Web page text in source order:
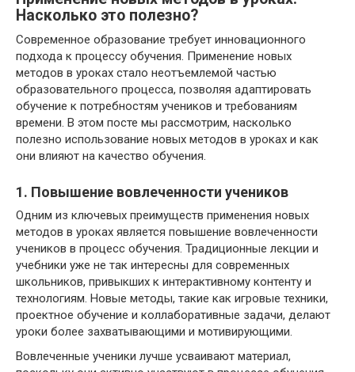
Насколько это полезно?
Современное образование требует инновационного
подхода к процессу обучения. Применение новых
методов в уроках стало неотъемлемой частью
образовательного процесса, позволяя адаптировать
обучение к потребностям учеников и требованиям
времени. В этом посте мы рассмотрим, насколько
полезно использование новых методов в уроках и как
они влияют на качество обучения.
1. Повышение вовлеченности учеников
Одним из ключевых преимуществ применения новых
методов в уроках является повышение вовлеченности
учеников в процесс обучения. Традиционные лекции и
учебники уже не так интересны для современных
школьников, привыкших к интерактивному контенту и
технологиям. Новые методы, такие как игровые техники,
проектное обучение и коллаборативные задачи, делают
уроки более захватывающими и мотивирующими.
Вовлеченные ученики лучше усваивают материал,